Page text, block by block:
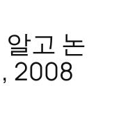
고 논
2008